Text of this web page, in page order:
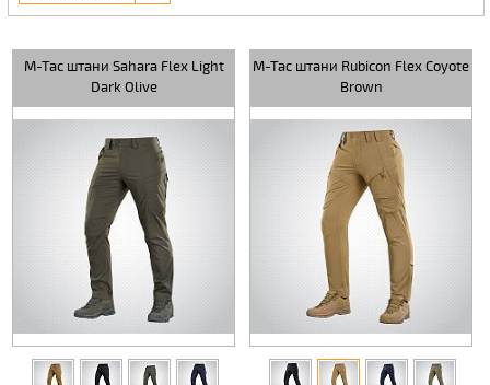
M-Tac штани Sahara Flex Light
Dark Olive
M-Tac штани Rubicon Flex Coyote
Brown